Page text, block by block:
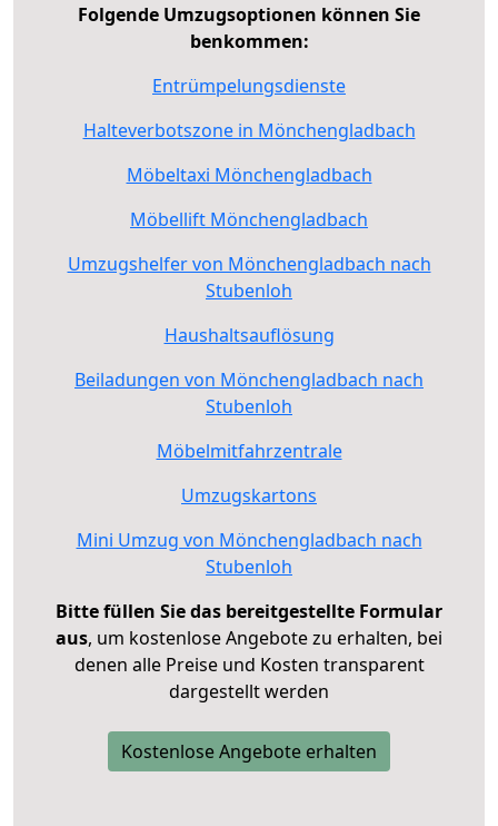
Folgende Umzugsoptionen können Sie
benkommen:
Entrümpelungsdienste
Halteverbotszone in Mönchengladbach
Möbeltaxi Mönchengladbach
Möbellift Mönchengladbach
Umzugshelfer von Mönchengladbach nach
Stubenloh
Haushaltsauflösung
Beiladungen von Mönchengladbach nach
Stubenloh
Möbelmitfahrzentrale
Umzugskartons
Mini Umzug von Mönchengladbach nach
Stubenloh
Bitte füllen Sie das bereitgestellte Formular
aus, um kostenlose Angebote zu erhalten, bei
denen alle Preise und Kosten transparent
dargestellt werden
Kostenlose Angebote erhalten